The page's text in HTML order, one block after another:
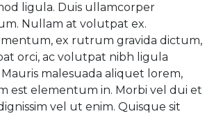
ligula. Duis ullamcorper
Nullam at volutpat ex.
ex rutrum gravida dictum,
orci, ac volutpat nibh ligula
malesuada aliquet lorem,
est elementum in. Morbi vel dui et
vel ut enim. Quisque sit